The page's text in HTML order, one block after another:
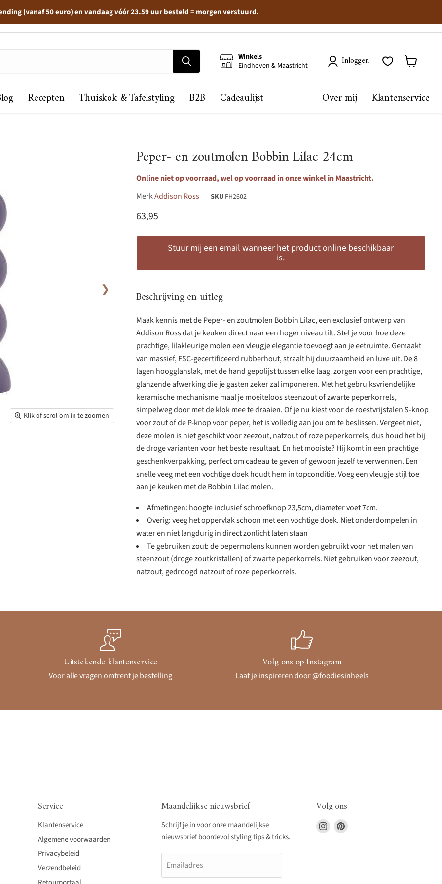
(vanaf 50 euro) en vandaag vóór 23.59 uur besteld = morgen verstuurd.
Winkels
Eindhoven & Maastricht
Inloggen
Recepten Thuiskok & Tafelstyling B2B Cadeaulijst Over mij Klantenservice
Klik of scrol om in te zoomen
❯
Peper- en zoutmolen Bobbin Lilac 24cm
Online niet op voorraad, wel op voorraad in onze winkel in Maastricht.
MerkAddison Ross SKU FH2602
Huidige prijs
63,95
Stuur mij een email wanneer het product online beschikbaar
is.
Beschrijving en uitleg
Maak kennis met de Peper- en zoutmolen Bobbin Lilac, een exclusief ontwerp van
Addison Ross dat je keuken direct naar een hoger niveau tilt. Stel je voor hoe deze
prachtige, lilakleurige molen een vleugje elegantie toevoegt aan je eetruimte. Gemaakt
van massief, FSC-gecertificeerd rubberhout, straalt hij duurzaamheid en luxe uit. De 8
lagen hoogglanslak, met de hand gepolijst tussen elke laag, zorgen voor een prachtige,
glanzende afwerking die je gasten zeker zal imponeren. Met het gebruiksvriendelijke
keramische mechanisme maal je moeiteloos steenzout of zwarte peperkorrels,
simpelweg door met de klok mee te draaien. Of je nu kiest voor de roestvrijstalen S-knop
voor zout of de P-knop voor peper, het is volledig aan jou om te beslissen. Vergeet niet,
deze molen is niet geschikt voor zeezout, natzout of roze peperkorrels, dus houd het bij
de droge varianten voor het beste resultaat. En het mooiste? Hij komt in een prachtige
geschenkverpakking, perfect om cadeau te geven of gewoon jezelf te verwennen. Een
snelle veeg met een vochtige doek houdt hem in topconditie. Voeg een vleugje stijl toe
aan je keuken met de Bobbin Lilac molen.
Afmetingen: hoogte inclusief schroefknop 23,5cm, diameter voet 7cm.
Overig: veeg het oppervlak schoon met een vochtige doek. Niet onderdompelen in
water en niet langdurig in direct zonlicht laten staan
Te gebruiken zout: de pepermolens kunnen worden gebruikt voor het malen van
steenzout (droge zoutkristallen) of zwarte peperkorrels. Niet gebruiken voor zeezout,
natzout, gedroogd natzout of roze peperkorrels.
Uitstekende klantenservice
Voor alle vragen omtrent je bestelling
Volg ons op Instagram
Laat je inspireren door @foodiesinheels
Service
Klantenservice
Algemene voorwaarden
Privacybeleid
Verzendbeleid
Maandelijkse nieuwsbrief
Schrijf je in voor onze maandelijkse
nieuwsbrief boordevol styling tips & tricks.
Emailadres
Volg ons
Vind
ons
Vind